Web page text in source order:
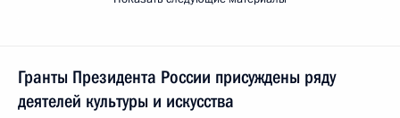
Гранты Президента России присуждены ряду
деятелей культуры и искусства